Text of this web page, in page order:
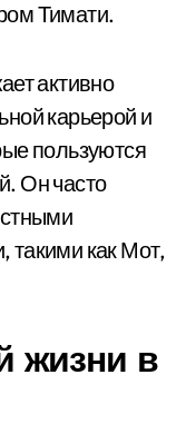
Тимати.
активно
карьерой и
пользуются
Он часто
такими как Мот,
жизни в